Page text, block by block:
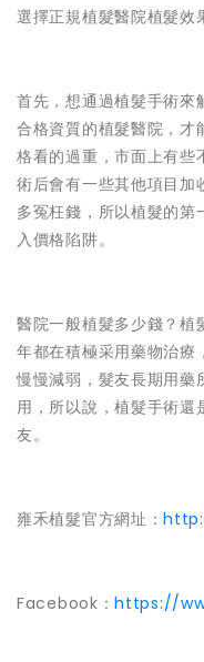
選擇正規植髮醫院植髮效
首先，想通過植髮手術來
合格資質的植髮醫院，才
格看的過重，市面上有些
術后會有一些其他項目加
多冤枉錢，所以植髮的
入價格陷阱。
醫院一般植髮多少錢？植
年都在積極采用藥物治療
慢慢減弱，髮友長期用藥
用，所以說，植髮手術還
友。
雍禾植髮官方網址：
Facebook：https://